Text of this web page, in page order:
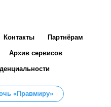
Контакты Партнёрам
Архив сервисов
«Правмиру»